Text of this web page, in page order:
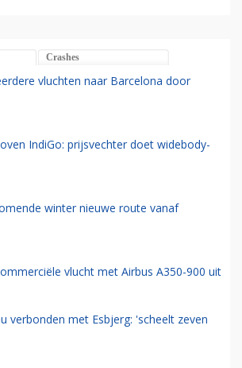
Crashes
vluchten naar Barcelona door
IndiGo: prijsvechter doet widebody-
winter nieuwe route vanaf
vlucht met Airbus A350-900 uit
verbonden met Esbjerg: 'scheelt zeven